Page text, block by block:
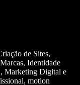
de Sites,
Identidade
Marketing Digital e
motion